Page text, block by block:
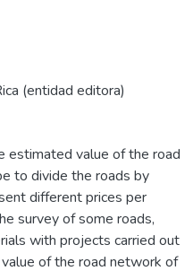
(entidad editora)
estimated value of the road
to divide the roads by
different prices per
survey of some roads,
with projects carried out
of the road network of